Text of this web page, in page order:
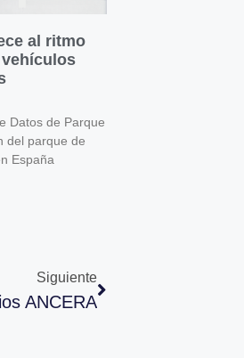
al ritmo
vehículos
Datos de Parque
del parque de
España
Siguiente
ANCERA